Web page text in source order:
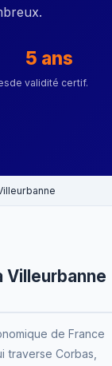
5 ans
de validité certif.
Villeurbanne
de France
traverse Corbas,